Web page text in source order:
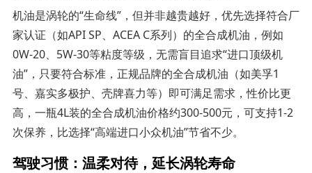
机油是涡轮的“生命线”，但并非越贵越好，优先选择符合厂
家认证（如API SP、ACEA C系列）的全合成机油，例如
0W-20、5W-30等粘度等级，无需盲目追求“进口顶级机
油”，只要符合标准，正规品牌的全合成机油（如美孚1
号、嘉实多极护、壳牌喜力等）即可满足需求，性价比更
高，一瓶4L装的全合成机油价格约300-500元，可支持1-2
次保养，比选择“高端进口小众机油”节省不少。
驾驶习惯：温柔对待，延长涡轮寿命